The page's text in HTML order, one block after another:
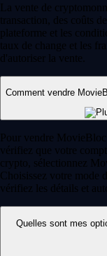
La vente de
transaction, des coûts
plateforme et les
taux de change et les
d'autoriser la vente.
Comment vendre
Pour vendre
vérifiez que votre
crypto, sélectionnez
Choisissez votre mode
vérifiez les détails et
Quelles sont mes